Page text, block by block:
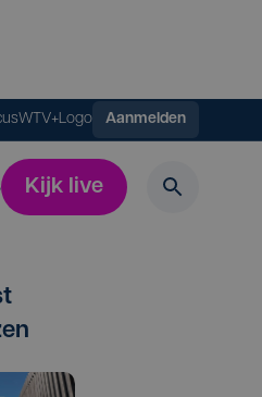
Logo Aanmelden
Kijk live